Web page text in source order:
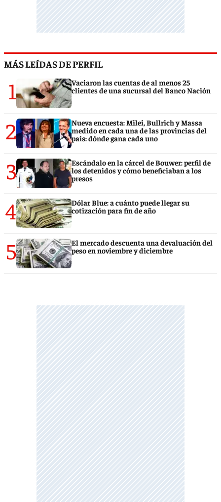
MÁS LEÍDAS DE PERFIL
1
Vaciaron las cuentas de al menos 25
clientes de una sucursal del Banco Nación
2
Nueva encuesta: Milei, Bullrich y Massa
medido en cada una de las provincias del
país: dónde gana cada uno
3
Escándalo en la cárcel de Bouwer: perfil de
los detenidos y cómo beneficiaban a los
presos
4
Dólar Blue: a cuánto puede llegar su
cotización para fin de año
5
El mercado descuenta una devaluación del
peso en noviembre y diciembre